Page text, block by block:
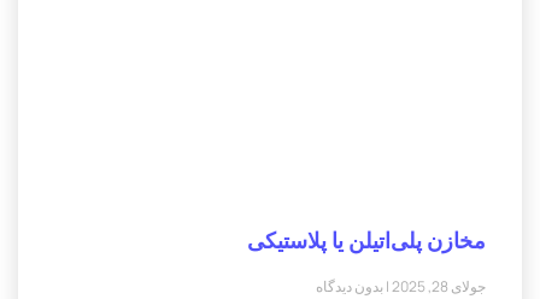
مخازن پلی‌اتیلن یا پلاستیکی
جولای 28, 2025 بدون دیدگاه